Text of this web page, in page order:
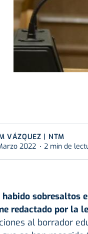
VÁZQUEZ | NTM
2022
2 min de
habido sobresaltos
redactado por la
al borrador